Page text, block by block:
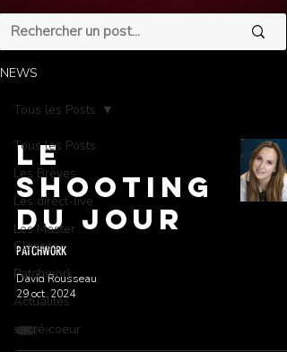
NEWS
Tous les Posts
Les Brèves
Les direct-live
Les Master
Classes
Patchwork
Actualités
sacré coeur
Tous les Posts
LE
SHOOTING
DU JOUR
PATCHWORK
David Rousseau
29 oct. 2024